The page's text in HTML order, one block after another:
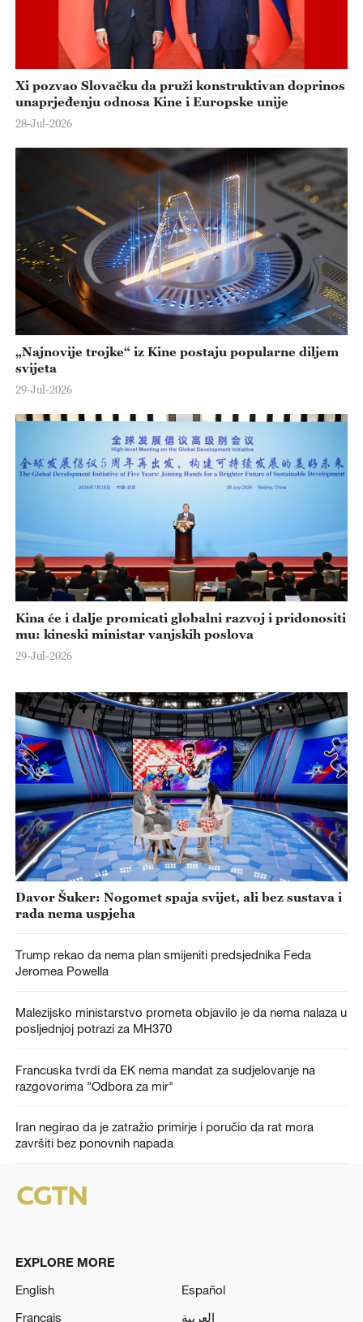
Xi pozvao Slovačku da pruži konstruktivan doprinos
unaprjeđenju odnosa Kine i Europske unije
28-Jul-2026
„Najnovije trojke“ iz Kine postaju popularne diljem
svijeta
29-Jul-2026
Kina će i dalje promicati globalni razvoj i pridonositi
mu: kineski ministar vanjskih poslova
29-Jul-2026
Davor Šuker: Nogomet spaja svijet, ali bez sustava i
rada nema uspjeha
Trump rekao da nema plan smijeniti predsjednika Feda
Jeromea Powella
Malezijsko ministarstvo prometa objavilo je da nema nalaza u
posljednjoj potrazi za MH370
Francuska tvrdi da EK nema mandat za sudjelovanje na
razgovorima "Odbora za mir"
Iran negirao da je zatražio primirje i poručio da rat mora
završiti bez ponovnih napada
EXPLORE MORE
English
Español
Français
العربية